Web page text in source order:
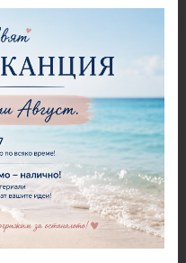
Перфоратори 2,50 см
Перфоратори над 2,50 см
Бордюрни пънчове
Ъглови перфоратори
Перфоратори Основни
Фигури - кръгове, овали
Перфоратори - Сърца и
звезди
Перфоратори - Цветя, листа